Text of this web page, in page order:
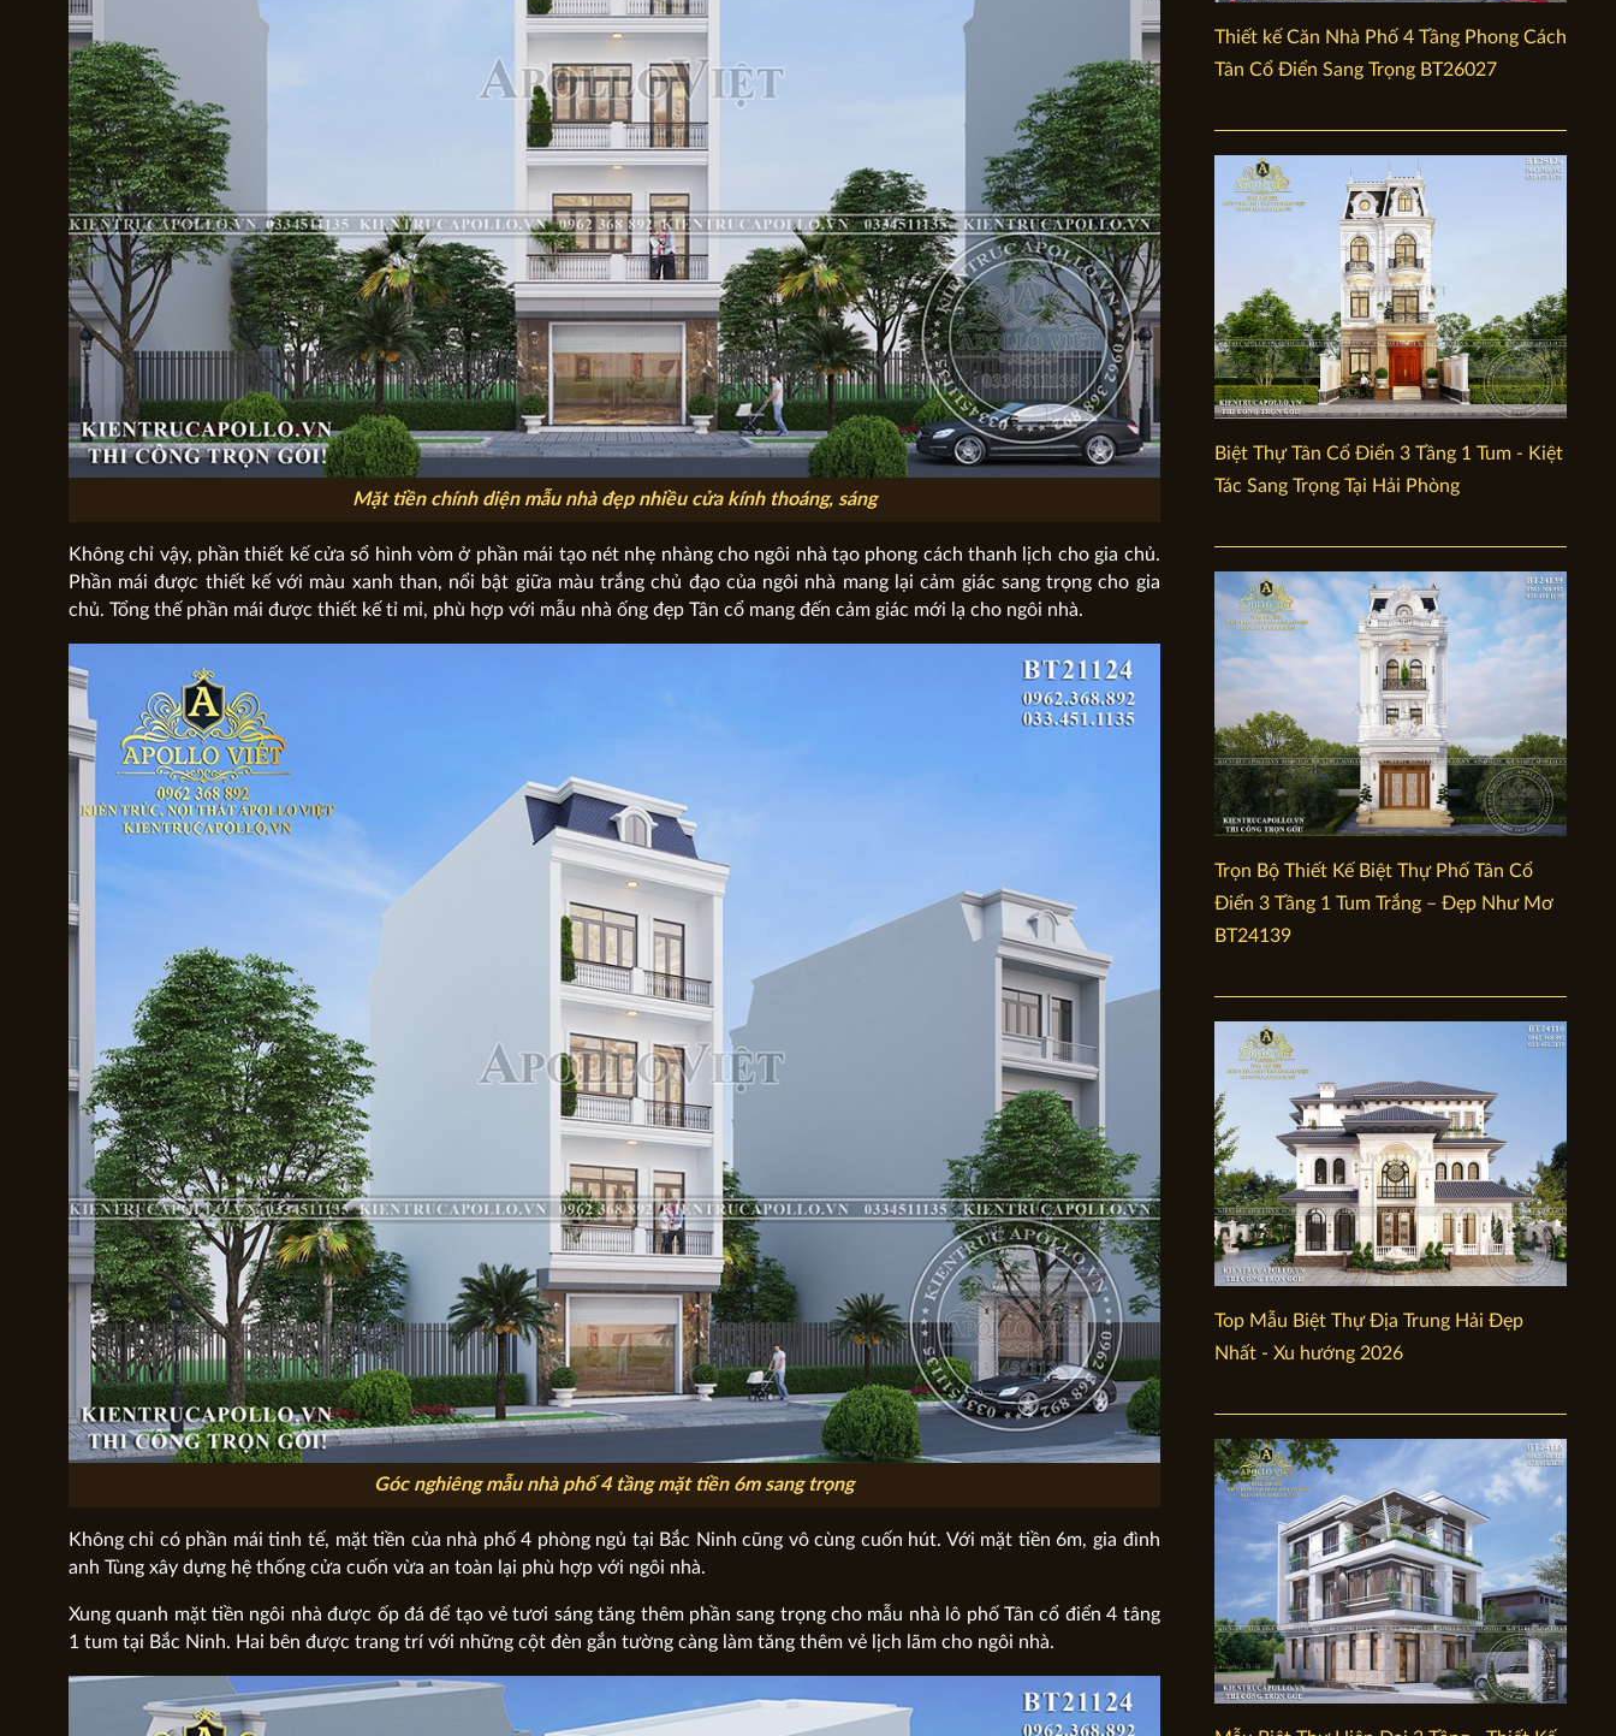
Mặt tiền chính diện mẫu nhà đẹp nhiều cửa kính thoáng, sáng
Không chỉ vậy, phần thiết kế cửa sổ hình vòm ở phần mái tạo nét nhẹ nhàng cho ngôi nhà tạo phong cách thanh lịch cho gia chủ.
Phần mái được thiết kế với màu xanh than, nổi bật giữa màu trắng chủ đạo của ngôi nhà mang lại cảm giác sang trọng cho gia
chủ. Tổng thế phần mái được thiết kế tỉ mỉ, phù hợp với mẫu nhà ống đẹp Tân cổ mang đến cảm giác mới lạ cho ngôi nhà.
Góc nghiêng mẫu nhà phố 4 tầng mặt tiền 6m sang trọng
Không chỉ có phần mái tinh tế, mặt tiền của nhà phố 4 phòng ngủ tại Bắc Ninh cũng vô cùng cuốn hút. Với mặt tiền 6m, gia đình
anh Tùng xây dựng hệ thống cửa cuốn vừa an toàn lại phù hợp với ngôi nhà.
Xung quanh mặt tiền ngôi nhà được ốp đá để tạo vẻ tươi sáng tăng thêm phần sang trọng cho mẫu nhà lô phố Tân cổ điển 4 tâng
1 tum tại Bắc Ninh. Hai bên được trang trí với những cột đèn gắn tường càng làm tăng thêm vẻ lịch lãm cho ngôi nhà.
Thiết kế Căn Nhà Phố 4 Tầng Phong Cách
Tân Cổ Điển Sang Trọng BT26027
Biệt Thự Tân Cổ Điển 3 Tầng 1 Tum - Kiệt
Tác Sang Trọng Tại Hải Phòng
Trọn Bộ Thiết Kế Biệt Thự Phố Tân Cổ
Điển 3 Tầng 1 Tum Trắng – Đẹp Như Mơ
BT24139
Top Mẫu Biệt Thự Địa Trung Hải Đẹp
Nhất - Xu hướng 2026